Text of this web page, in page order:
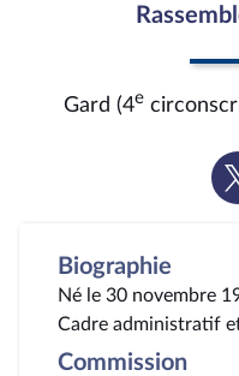
Gard (4e
Biographie
Né le 30 novembre
Cadre administratif
Commission